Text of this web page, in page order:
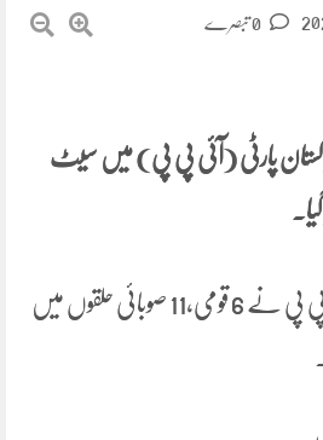
پارٹی (آئی پی پی) میں سیٹ
لاہو سے ن لیگ اور آئی پی پی نے 6 قومی،11 صوبائی حلقوں میں